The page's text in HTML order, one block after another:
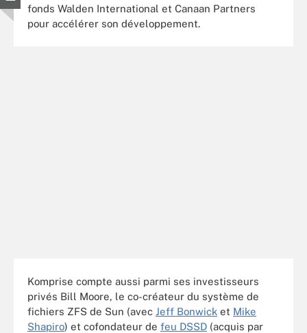
fonds Walden International et Canaan Partners
pour accélérer son développement.
Komprise compte aussi parmi ses investisseurs
privés Bill Moore, le co-créateur du système de
fichiers ZFS de Sun (avec Jeff Bonwick et Mike
Shapiro) et cofondateur de feu DSSD (acquis par